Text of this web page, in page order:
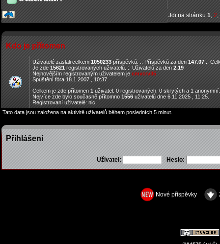
Jdi na stránku 1, 2,
Kdo je přítomen
Uživatelé zaslali celkem1050233příspěvků. :: Příspěvků za den147.07::
Je zde15621 registrovaných uživatelů. :: Uživatelů za den2.19
Nejnovějším registrovaným uživatelem jecmvcrv35.
Spuštění fóra 18.1.2007 , 10:37
Celkem je zde přítomen 1 uživatel: 0 registrovaných, 0 skrytých a 1
Nejvíce zde bylo současně přítomno 1556 uživatelů dne 6.11.2025 , 11:25.
Registrovaní uživatelé: nic
Tato data jsou založena na aktivitě uživatelů během posledních 5 minut.
Přihlášení
Uživatel: Heslo:
Nové příspěvky